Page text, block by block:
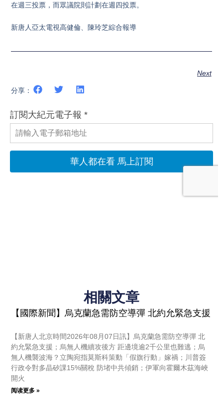
在週三投票，而眾議院則計劃在週四投票。
新唐人亞太電視高健倫、陳玲芝綜合報導
Next
分享：
相關文章
【國際新聞】烏克蘭急需防空導彈 北約允緊急支援
【新唐人北京時間2026年08月07日訊】烏克蘭急需防空導彈 北
約允緊急支援；烏無人機續攻後方 距邊境逾2千公里也難逃；烏
無人機襲波海？立陶宛指莫斯科策動「假旗行動」嫁禍；川普簽
行政令對多晶矽課15%關稅 防堵中共傾銷；伊軍向霍爾木茲海峽
開火
阅读更多 »